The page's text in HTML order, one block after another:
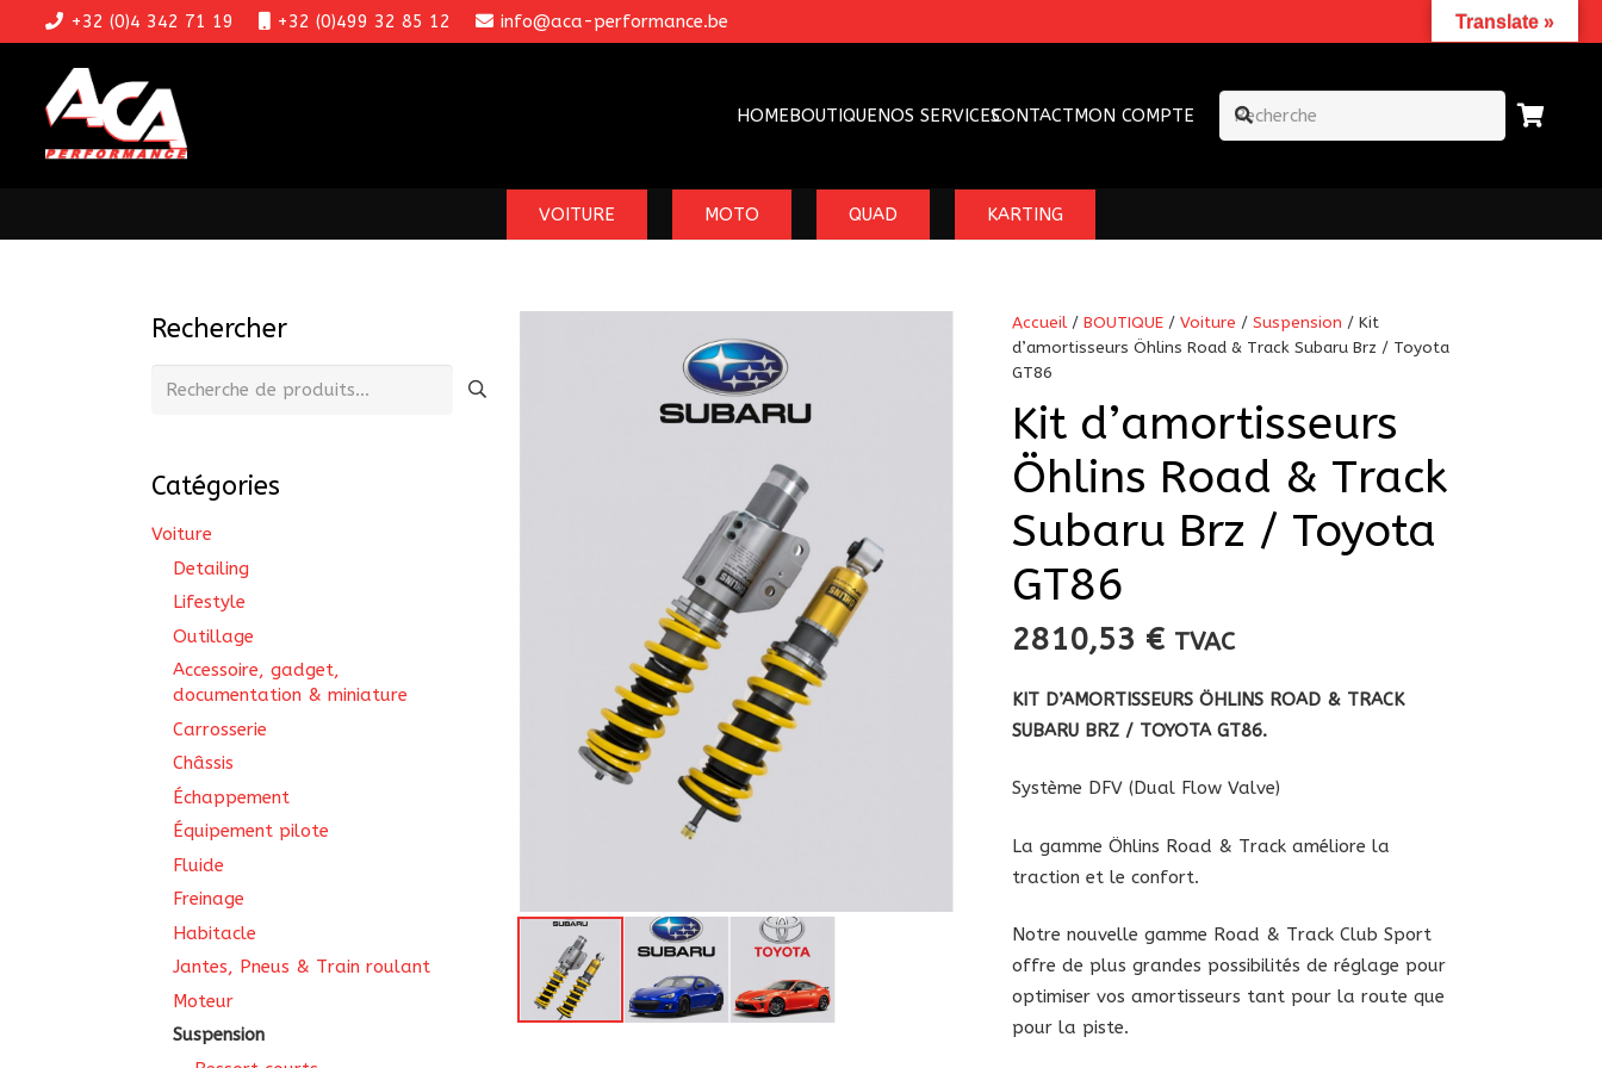
+32 (0)4 342 71 19 +32 (0)499 32 85 12 info@aca-performance.be
HOMEBOUTIQUENOS SERVICESCONTACTMON COMPTE
VOITURE MOTO QUAD KARTING
Accueil/BOUTIQUE /Voiture /Suspension / Kit
d’amortisseurs Öhlins Road & Track Subaru Brz / Toyota
GT86
Kit d’amortisseurs
Öhlins Road & Track
Subaru Brz / Toyota
GT86
2810,53 € TVAC
KIT D’AMORTISSEURS ÖHLINS ROAD & TRACK
SUBARU BRZ / TOYOTA GT86.
Système DFV (Dual Flow Valve)
La gamme Öhlins Road & Track améliore la
traction et le confort.
Notre nouvelle gamme Road & Track Club Sport
offre de plus grandes possibilités de réglage pour
optimiser vos amortisseurs tant pour la route que
pour la piste.
Rechercher
Recherche
Catégories
Voiture
Detailing
Lifestyle
Outillage
Accessoire, gadget,
documentation & miniature
Carrosserie
Châssis
Échappement
Équipement pilote
Fluide
Freinage
Habitacle
Jantes, Pneus & Train roulant
Moteur
Suspension
Translate »